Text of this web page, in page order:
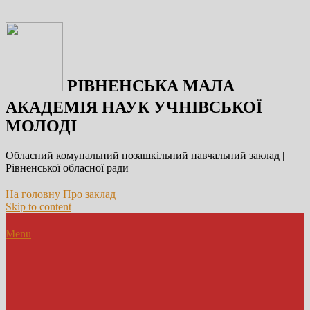
РІВНЕНСЬКА МАЛА
АКАДЕМІЯ НАУК УЧНІВСЬКОЇ
МОЛОДІ
Обласний комунальний позашкільний навчальний заклад |
Рівненської обласної ради
На головну Про заклад
Skip to content
Menu